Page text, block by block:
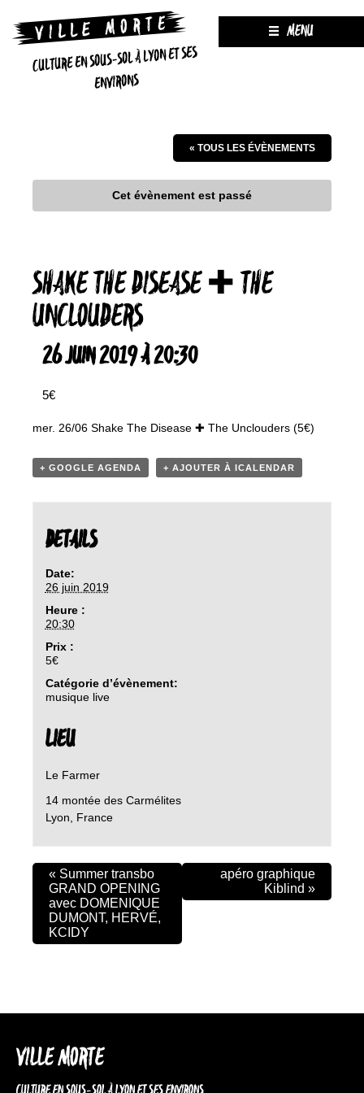
CULTURE EN SOUS-SOL À LYON ET SES
ENVIRONS
MENU
« TOUS LES ÉVÈNEMENTS
Cet évènement est passé
SHAKE THE DISEASE ✚ THE
UNCLOUDERS
26 JUIN 2019 À 20:30
5€
mer. 26/06 Shake The Disease ✚ The Unclouders (5€)
+ GOOGLE AGENDA + AJOUTER À ICALENDAR
DETAILS
Date:
26 juin 2019
Heure :
20:30
Prix :
5€
Catégorie d’évènement:
musique live
LIEU
Le Farmer
14 montée des Carmélites
Lyon
France
« Summer transbo
GRAND OPENING
avec DOMENIQUE
DUMONT, HERVÉ,
KCIDY
apéro graphique
Kiblind »
VILLE MORTE